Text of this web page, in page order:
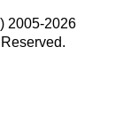
2005-2026